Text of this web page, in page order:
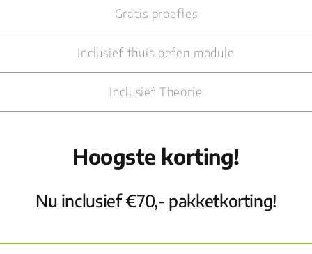
Gratis proefles
Inclusief thuis oefen module
Inclusief Theorie
Hoogste korting!
Nu inclusief €70,- pakketkorting!